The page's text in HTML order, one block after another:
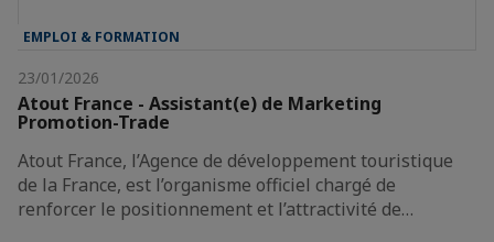
EMPLOI & FORMATION
23/01/2026
Atout France - Assistant(e) de Marketing
Promotion-Trade
Atout France, l’Agence de développement touristique
de la France, est l’organisme officiel chargé de
renforcer le positionnement et l’attractivité de…